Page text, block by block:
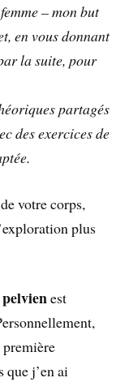
– mon but
en vous donnant
la suite, pour
partagés
des exercices de
votre corps,
plus
est
première
que j’en ai